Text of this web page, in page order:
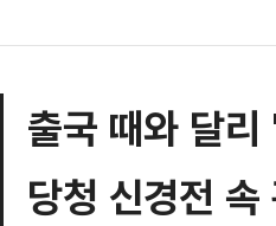
출국 때와 달
당청 신경전